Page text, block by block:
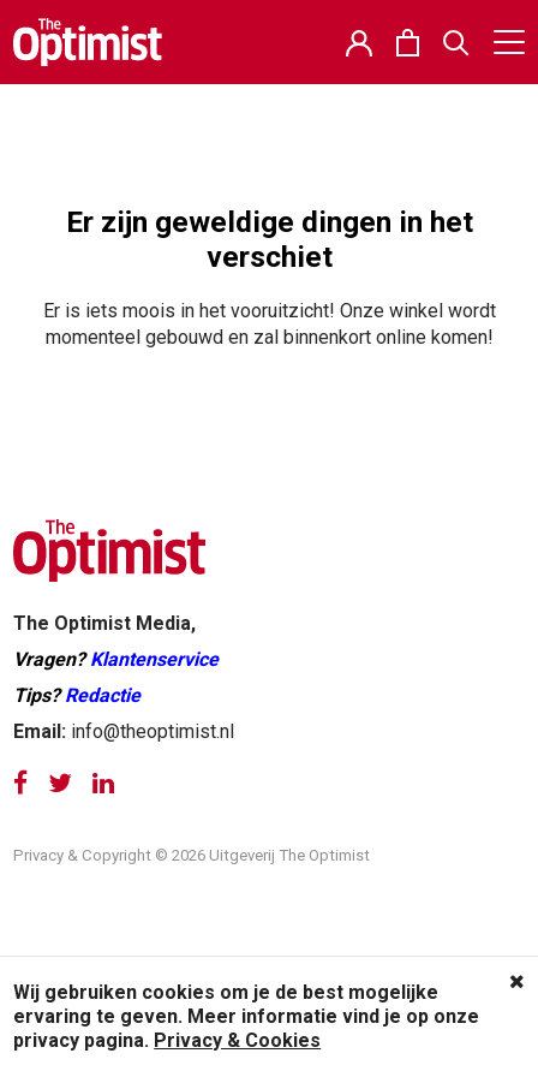
Er zijn geweldige dingen in het
verschiet
Er is iets moois in het vooruitzicht! Onze winkel wordt
momenteel gebouwd en zal binnenkort online komen!
The Optimist Media,
Vragen? Klantenservice
Tips? Redactie
Email: info@theoptimist.nl
Privacy & Copyright © 2026 Uitgeverij The Optimist
Wij gebruiken cookies om je de best mogelijke
ervaring te geven. Meer informatie vind je op onze
privacy pagina. Privacy & Cookies